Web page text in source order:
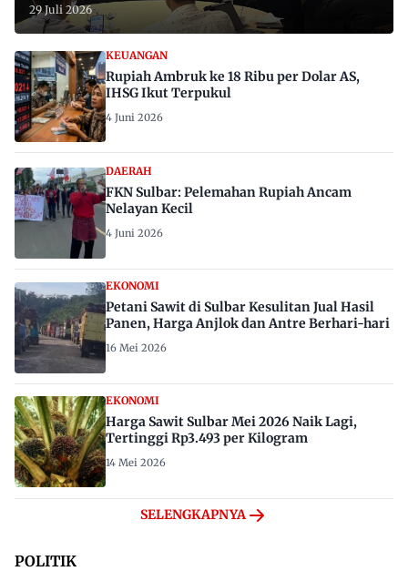
29 Juli 2026
KEUANGAN
Rupiah Ambruk ke 18 Ribu per Dolar AS,
IHSG Ikut Terpukul
4 Juni 2026
DAERAH
FKN Sulbar: Pelemahan Rupiah Ancam
Nelayan Kecil
4 Juni 2026
EKONOMI
Petani Sawit di Sulbar Kesulitan Jual Hasil
Panen, Harga Anjlok dan Antre Berhari-hari
16 Mei 2026
EKONOMI
Harga Sawit Sulbar Mei 2026 Naik Lagi,
Tertinggi Rp3.493 per Kilogram
14 Mei 2026
SELENGKAPNYA
POLITIK